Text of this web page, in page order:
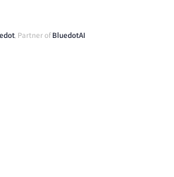
, Partner of BluedotAI